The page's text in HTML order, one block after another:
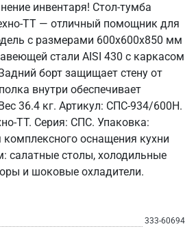
инвентаря! Стол-тумба
ТТ — отличный помощник для
с размерами 600x600x850 мм
стали AISI 430 с каркасом
борт защищает стену от
внутри обеспечивает
36.4 кг. Артикул: СПС-934/600Н.
ТТ. Серия: СПС. Упаковка:
оснащения кухни
салатные столы, холодильные
и шоковые охладители.
333-60694